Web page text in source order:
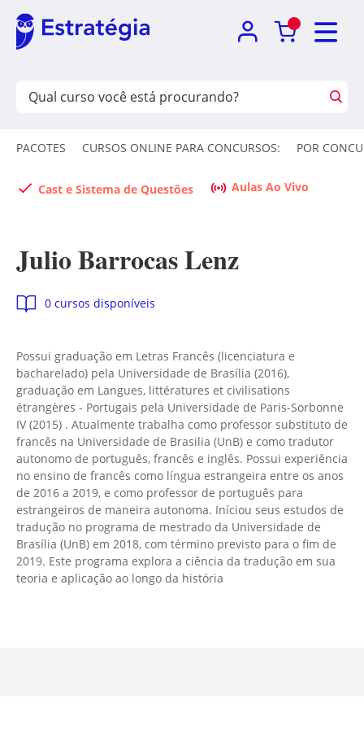
PACOTES CURSOS ONLINE PARA CONCURSOS: POR
Cast e Sistema de Questões Aulas Ao Vivo
Julio Barrocas Lenz
0 cursos disponíveis
Possui graduação em Letras Francês (licenciatura e
bacharelado) pela Universidade de Brasília (2016),
graduação em Langues, littératures et civilisations
étrangères - Portugais pela Universidade de Paris-Sorbonne
IV (2015) . Atualmente trabalha como professor substituto de
francês na Universidade de Brasilia (UnB) e como tradutor
autonomo de português, francês e inglês. Possui experiência
no ensino de francês como língua estrangeira entre os anos
de 2016 a 2019, e como professor de português para
estrangeiros de maneira autonoma. Iníciou seus estudos de
tradução no programa de mestrado da Universidade de
Brasília (UnB) em 2018, com término previsto para o fim de
2019. Este programa explora a ciência da tradução em sua
teoria e aplicação ao longo da história